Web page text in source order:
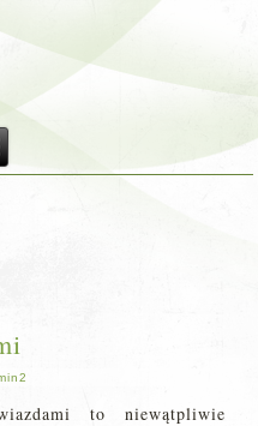
to niewątpliwie